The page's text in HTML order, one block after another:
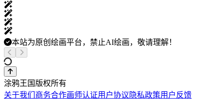
本站为原创绘画平台，禁止AI绘画，敬请理解！
涂鸦王国版权所有
关于我们 商务合作画师认证用户协议 隐私政策用户反馈